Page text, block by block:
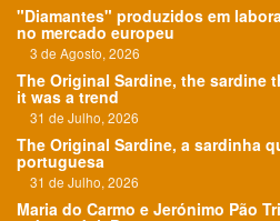
"Diamantes" produzidos em
no mercado europeu
3 de Agosto, 2026
The Original Sardine, the sardine
it was a trend
31 de Julho, 2026
The Original Sardine, a sardinha
portuguesa
31 de Julho, 2026
Maria do Carmo e Jerónimo Pão